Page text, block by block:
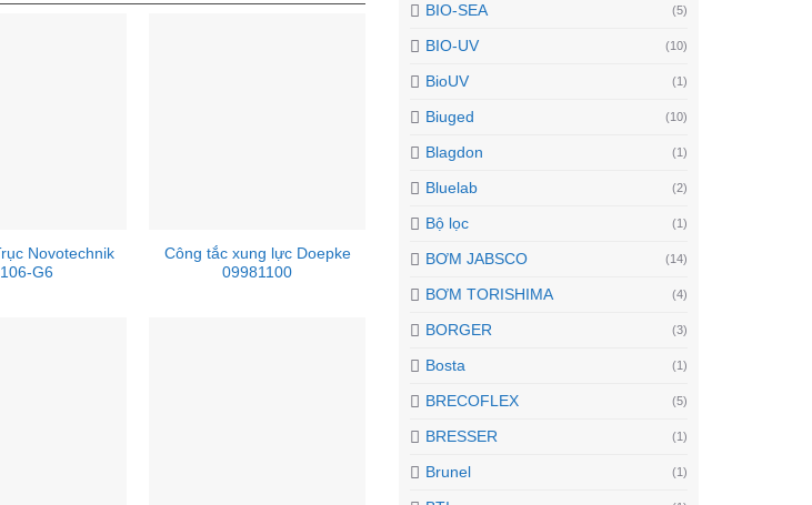
BIO-SEA (5)
BIO-UV (10)
BioUV (1)
Biuged (10)
Blagdon (1)
Bluelab (2)
Bộ lọc (1)
BƠM JABSCO (14)
BƠM TORISHIMA (4)
BORGER (3)
Bosta (1)
BRECOFLEX (5)
BRESSER (1)
Brunel (1)
Novotechnik
G6
Công tắc xung lực Doepke
09981100